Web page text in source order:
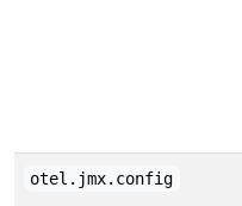
otel.jmx.config